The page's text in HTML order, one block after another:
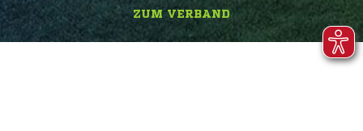
ZUM VERBAND